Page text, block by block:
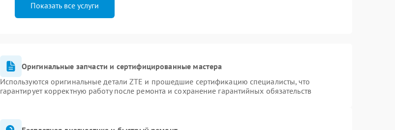
Показать все услуги
Оригинальные запчасти и сертифицированные мастера
Используются оригинальные детали ZTE и прошедшие сертификацию специалисты, что
гарантирует корректную работу после ремонта и сохранение гарантийных обязательств